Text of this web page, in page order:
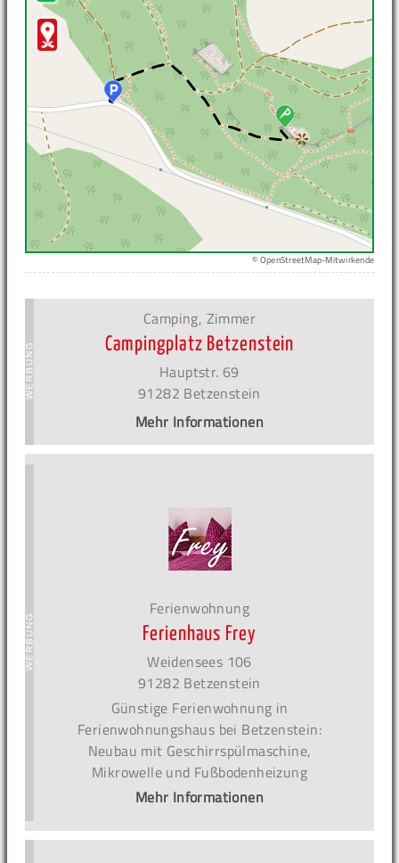
© OpenStreetMap-Mitwirkende
Camping, Zimmer
Campingplatz Betzenstein
Hauptstr. 69
91282 Betzenstein
Mehr Informationen
Ferienwohnung
Ferienhaus Frey
Weidensees 106
91282 Betzenstein
Günstige Ferienwohnung in
Ferienwohnungshaus bei Betzenstein:
Neubau mit Geschirrspülmaschine,
Mikrowelle und Fußbodenheizung
Mehr Informationen